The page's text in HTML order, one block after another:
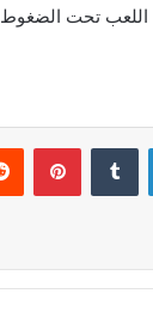
اللعب تحت
لينكدإن بينتيريست